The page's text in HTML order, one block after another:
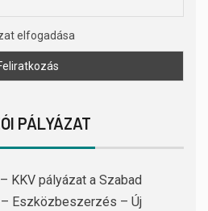
elfogadása
PÁLYÁZAT
KKV pályázat a Szabad
Eszközbeszerzés – Új